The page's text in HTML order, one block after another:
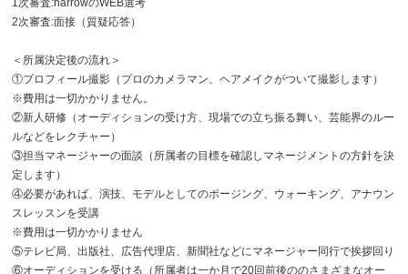
1次審査:narrowのWEB選考
2次審査:面接（質疑応答）
＜所属決定後の流れ＞
①プロフィール撮影（プロのカメラマン、ヘアメイクがついて撮影します）
※費用は一切かかりません。
②新人研修（オーディションの受け方、現場での立ち振る舞い、芸能界のルー
ルなどをレクチャー）
③担当マネージャーの面談（所属者の目標を確認しマネージメントの方針を決
定します）
④必要があれば、演技、モデルとしてのポージング、ウォーキング、アナウン
スレッスンを受講
※費用は一切かかりません
⑤テレビ局、出版社、広告代理店、新聞社などにマネージャー同行で挨拶回り
⑥オーディションを受ける（所属者は一か月で20回前後ののさまざまなオー